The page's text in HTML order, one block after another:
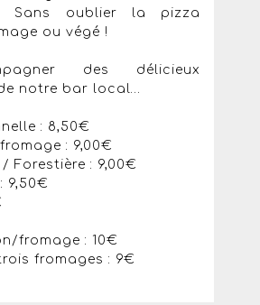
Sans oublier la pizza
ou végé !
des délicieux
notre bar local…
: 8,50€
: 9,00€
Forestière : 9,00€
9,50€
fromage : 10€
fromages : 9€